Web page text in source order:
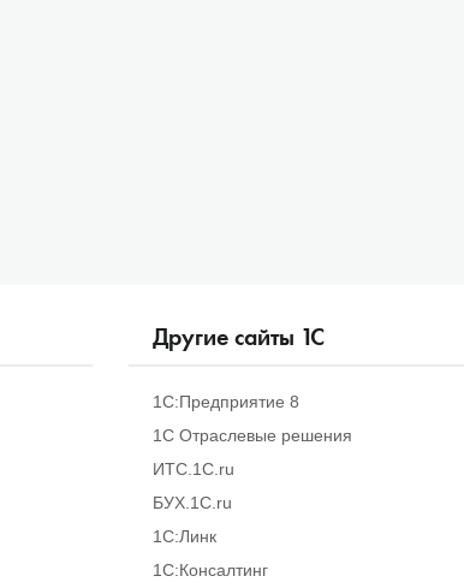
Другие сайты 1С
1С:Предприятие 8
1С Отраслевые решения
ИТС.1C.ru
БУХ.1С.ru
1С:Линк
1С:Консалтинг